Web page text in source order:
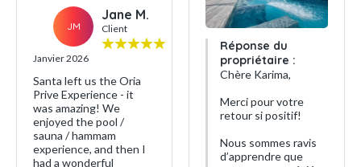
JM
Jane M.
Client
Janvier 2026
Santa left us the Oria
Prive Experience - it
was amazing! We
enjoyed the pool /
sauna / hammam
experience, and then I
had a wonderful
Réponse du
propriétaire :
Chère Karima,
Merci pour votre
retour si positif!
Nous sommes ravis
d’apprendre que